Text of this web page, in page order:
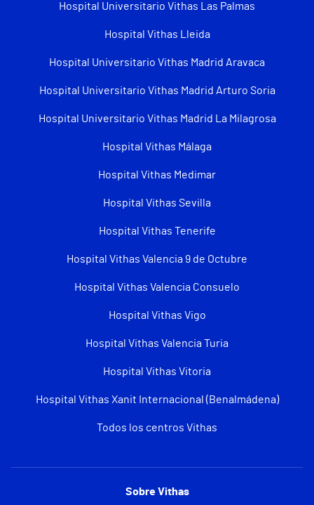
Hospital Universitario Vithas Las Palmas
Hospital Vithas Lleida
Hospital Universitario Vithas Madrid Aravaca
Hospital Universitario Vithas Madrid Arturo Soria
Hospital Universitario Vithas Madrid La Milagrosa
Hospital Vithas Málaga
Hospital Vithas Medimar
Hospital Vithas Sevilla
Hospital Vithas Tenerife
Hospital Vithas Valencia 9 de Octubre
Hospital Vithas Valencia Consuelo
Hospital Vithas Vigo
Hospital Vithas Valencia Turia
Hospital Vithas Vitoria
Hospital Vithas Xanit Internacional (Benalmádena)
Todos los centros Vithas
Sobre Vithas